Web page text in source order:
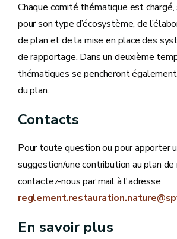
Chaque comité thématique est
pour son type d’écosystème, de
de plan et de la mise en place des
de rapportage. Dans un deuxième
thématiques se pencheront
du plan.
Contacts
Pour toute question ou pour apporter
suggestion/une contribution au plan
contactez-nous par mail à l'adresse
En savoir plus